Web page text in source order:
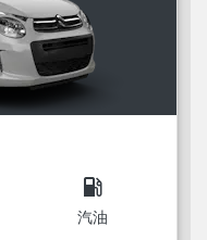
local_gas_station
汽油